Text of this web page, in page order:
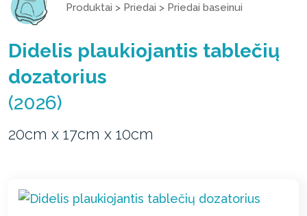
Produktai > Priedai > Priedai baseinui
Didelis plaukiojantis tablečių
dozatorius
(2026)
20cm x 17cm x 10cm